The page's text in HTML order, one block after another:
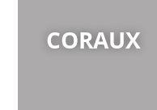
CORAUX